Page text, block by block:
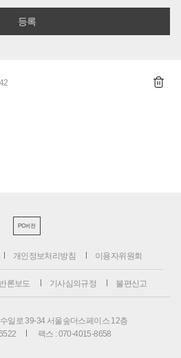
PC버전
개인정보처리방침 이용자위원회
론보도 기사심의규정 불편신고
일로 39-34 서울숲더스페이스 12층
팩스 : 070-4015-8658